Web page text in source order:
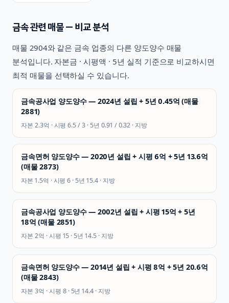
금속관련 매물 — 비교 분석
매물 2904와 같은 금속 업종의 다른 양도양수 매물
분석입니다. 자본금 · 시평액 · 5년 실적 기준으로 비교하시면
최적 매물을 선택하실 수 있습니다.
금속공사업 양도양수 — 2024년 설립 + 5년 0.45억 (매물
2881)
자본 2.3억 · 시평6.5 / 3 · 5년 0.91 / 0.32 · 지방
금속면허 양도양수 — 2020년 설립 + 시평 6억 + 5년 13.6억
(매물 2873)
자본 1.5억 · 시평6 · 5년15.4· 지방
금속공사업 양도양수 — 2002년 설립 + 시평 15억 + 5년
18억 (매물 2851)
자본 2억 · 시평 15 · 5년14.5· 지방
금속면허 양도양수 — 2014년 설립 + 시평 8억 + 5년 20.6억
(매물 2843)
자본 3억 · 시평 8· 5년14.4 · 지방